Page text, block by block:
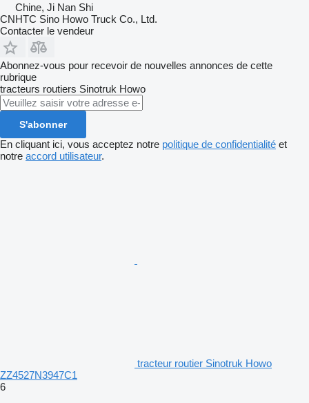
Chine, Ji Nan Shi
CNHTC Sino Howo Truck Co., Ltd.
Contacter le vendeur
Abonnez-vous pour recevoir de nouvelles annonces de cette
rubrique
tracteurs routiers Sinotruk Howo
S'abonner
En cliquant ici, vous acceptez notre politique de confidentialité et
notre accord utilisateur.
tracteur routier Sinotruk Howo
ZZ4527N3947C1
6